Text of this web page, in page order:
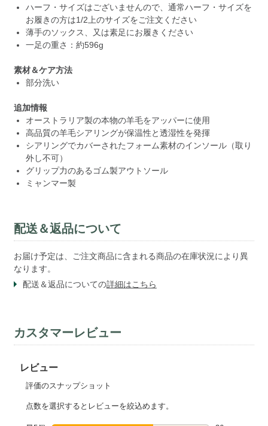
ハーフ・サイズはございませんので、通常ハーフ・サイズを
お履きの方は1/2上のサイズをご注文ください
薄手のソックス、又は素足にお履きください
一足の重さ：約596g
素材＆ケア方法
部分洗い
追加情報
オーストラリア製の本物の羊毛をアッパーに使用
高品質の羊毛シアリングが保温性と透湿性を発揮
シアリングでカバーされたフォーム素材のインソール（取り
外し不可）
グリップ力のあるゴム製アウトソール
ミャンマー製
配送＆返品について
お届け予定は、ご注文商品に含まれる商品の在庫状況により異
なります。
配送＆返品についての詳細はこちら
カスタマーレビュー